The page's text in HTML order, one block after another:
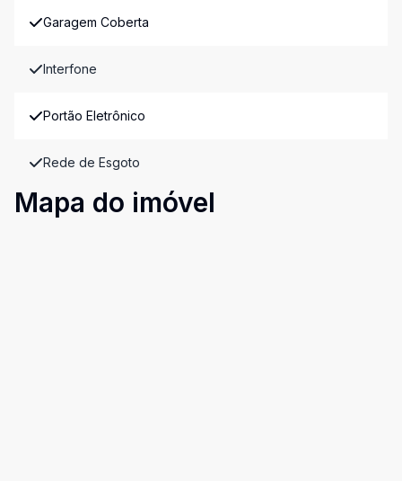
Garagem Coberta
Interfone
Portão Eletrônico
Rede de Esgoto
Mapa do imóvel